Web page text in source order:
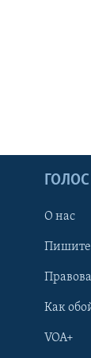
О нас
Как
VOA+